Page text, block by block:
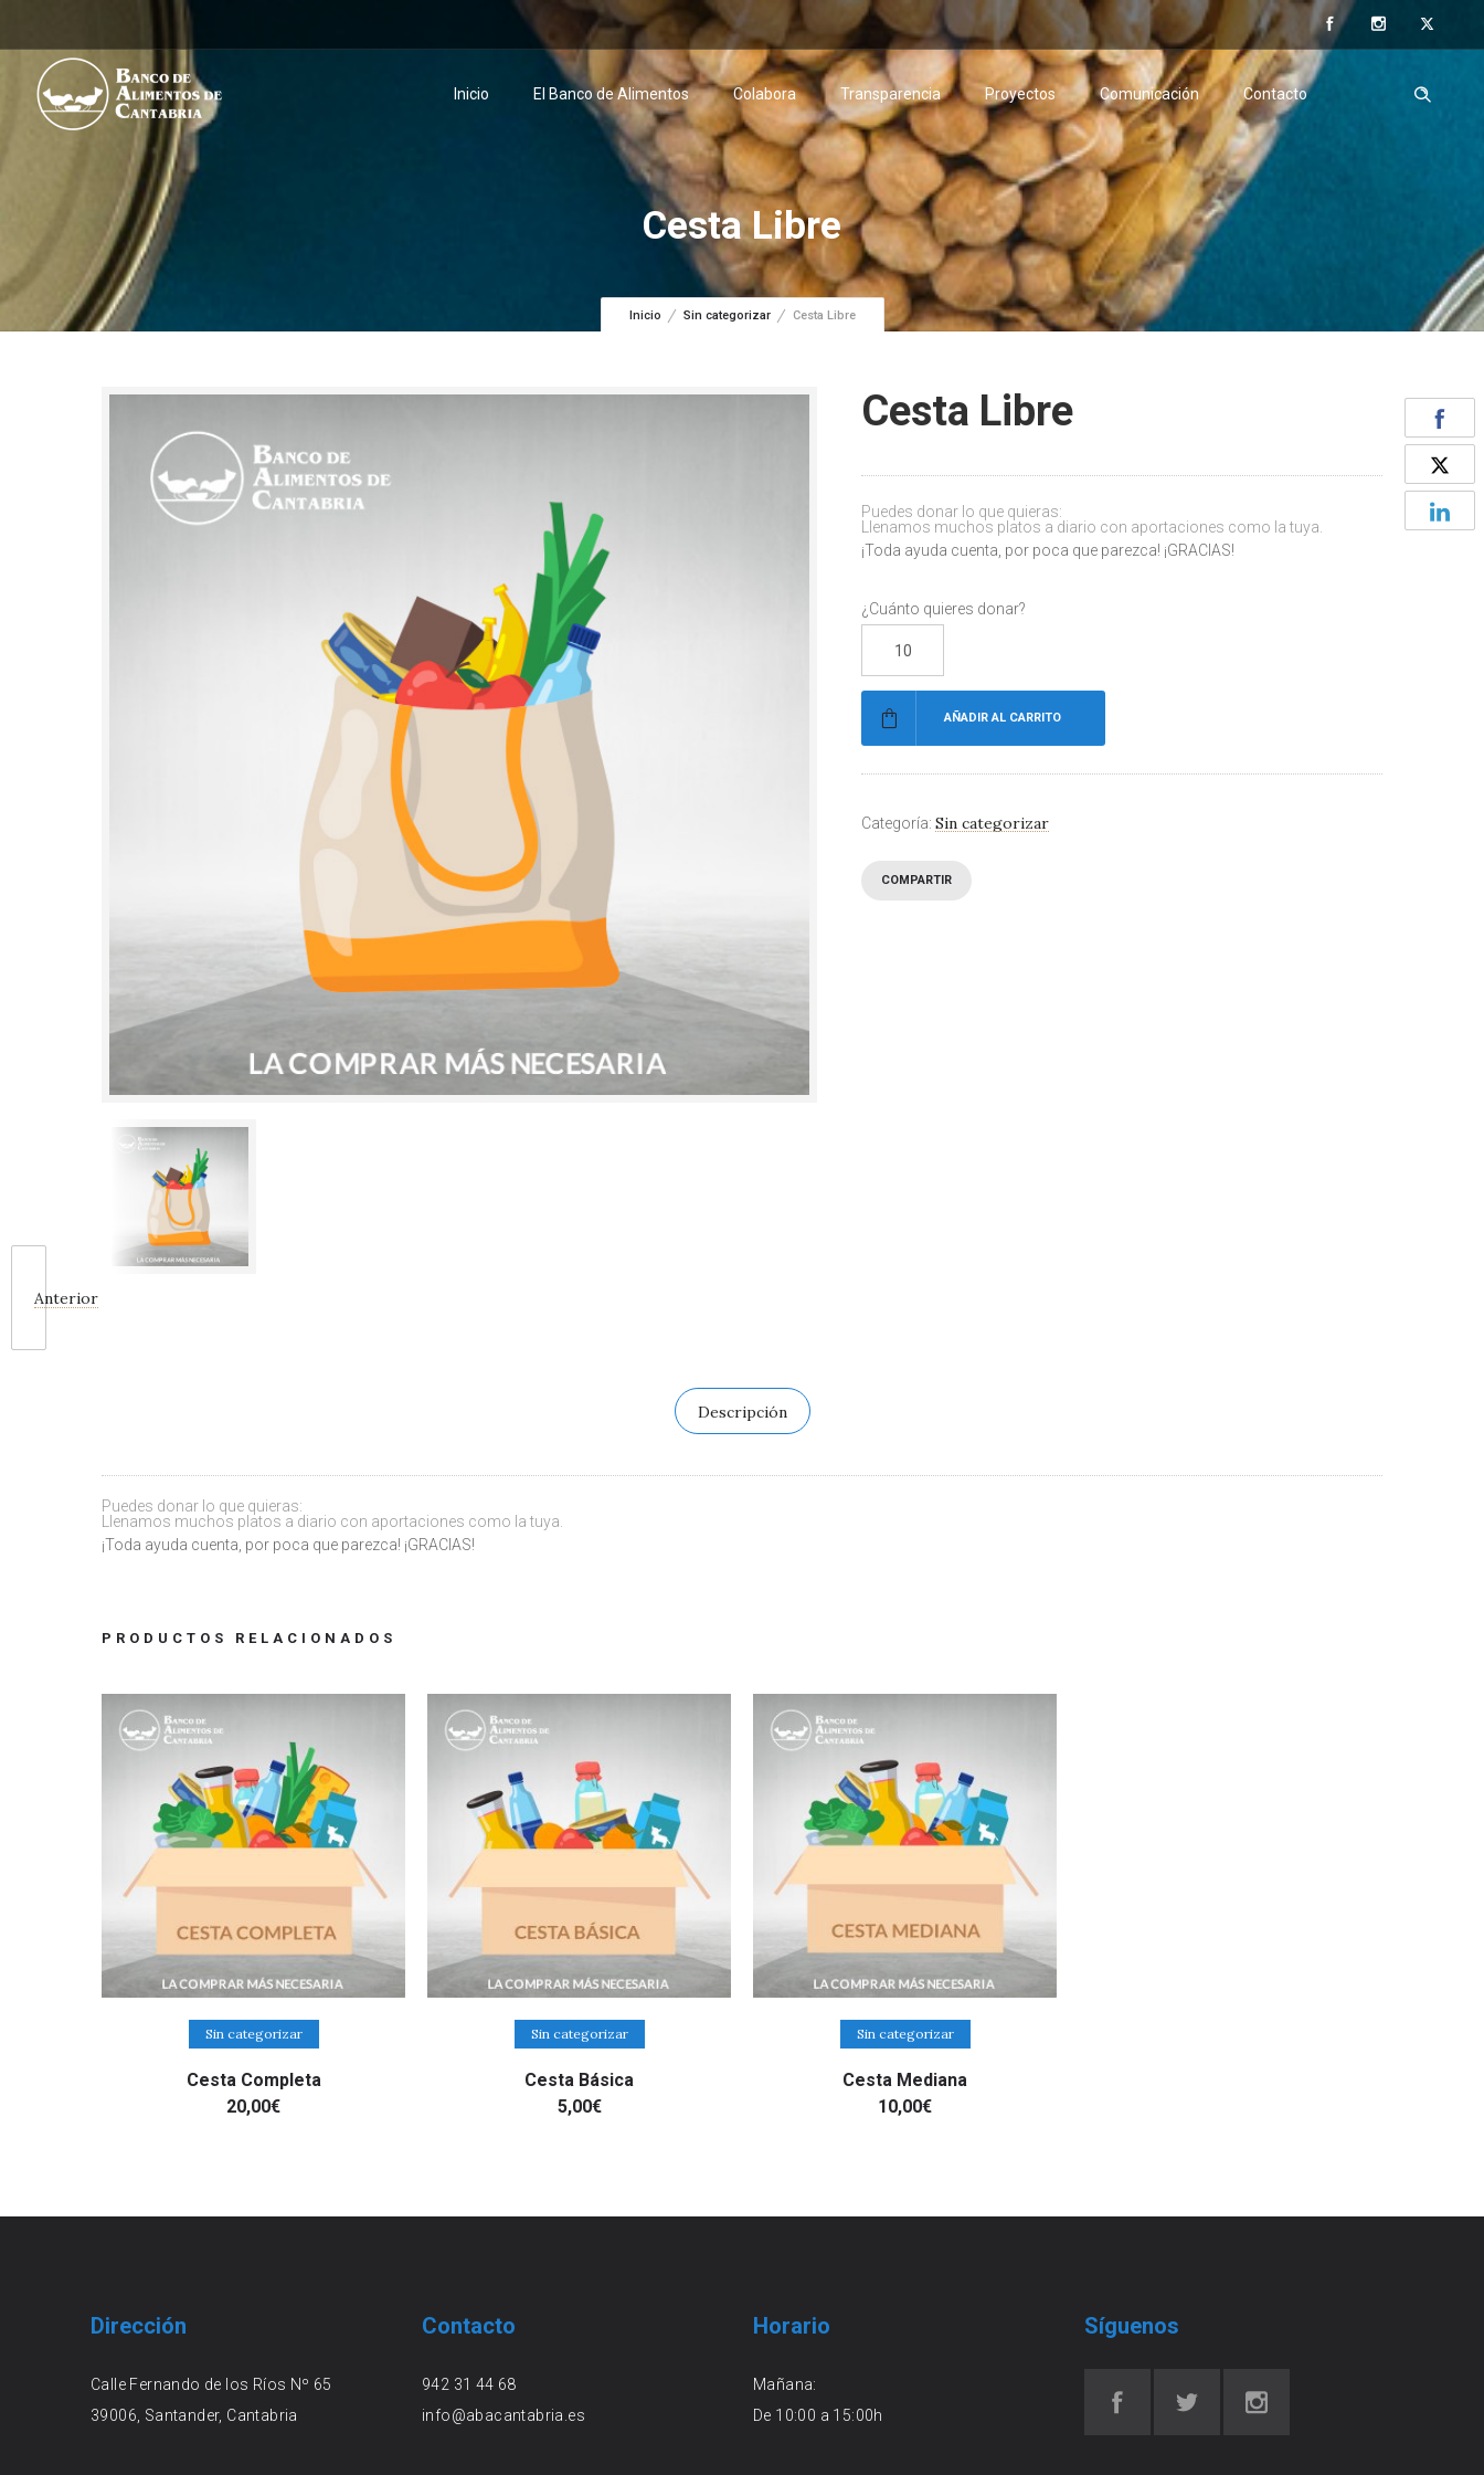
Inicio El Banco de Alimentos Colabora Transparencia Proyectos Comunicación Contacto
Cesta Libre
Inicio Sin categorizar Cesta Libre
Anterior
Cesta Libre
Puedes donar lo que quieras:
Llenamos muchos platos a diario con aportaciones como la tuya.
¡Toda ayuda cuenta, por poca que parezca! ¡GRACIAS!
¿Cuánto quieres donar?
AÑADIR AL CARRITO
Categoría:Sin categorizar
COMPARTIR
Descripción
Puedes donar lo que quieras:
Llenamos muchos platos a diario con aportaciones como la tuya.
¡Toda ayuda cuenta, por poca que parezca! ¡GRACIAS!
PRODUCTOS RELACIONADOS
Añadir al carrito
Sin categorizar
Cesta Completa
20,00€
Añadir al carrito
Sin categorizar
Cesta Básica
5,00€
Añadir al carrito
Sin categorizar
Cesta Mediana
10,00€
Dirección
Calle Fernando de los Ríos Nº 65
39006, Santander, Cantabria
Contacto
942 31 44 68
info@abacantabria.es
Horario
Mañana:
De 10:00 a 15:00h
Síguenos